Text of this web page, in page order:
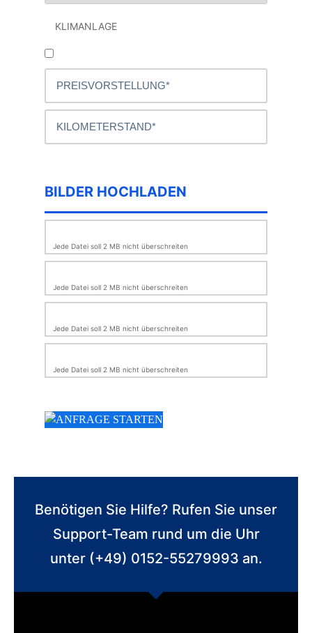
KLIMANLAGE
BILDER HOCHLADEN
Jede Datei soll 2 MB nicht überschreiten
Jede Datei soll 2 MB nicht überschreiten
Jede Datei soll 2 MB nicht überschreiten
Jede Datei soll 2 MB nicht überschreiten
Benötigen Sie Hilfe? Rufen Sie unser
Support-Team rund um die Uhr
unter (+49) 0152-55279993 an.